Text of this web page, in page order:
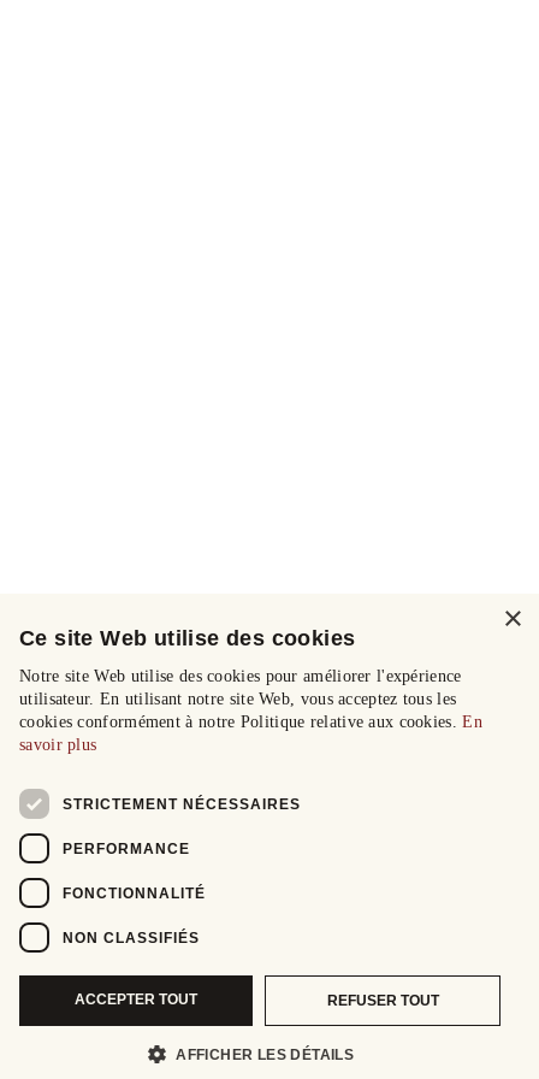
×
Ce site Web utilise des cookies
Notre site Web utilise des cookies pour améliorer l'expérience
utilisateur. En utilisant notre site Web, vous acceptez tous les
cookies conformément à notre Politique relative aux cookies.En
savoir plus
STRICTEMENT NÉCESSAIRES
PERFORMANCE
FONCTIONNALITÉ
NON CLASSIFIÉS
ACCEPTER TOUT REFUSER TOUT
AFFICHER LES DÉTAILS